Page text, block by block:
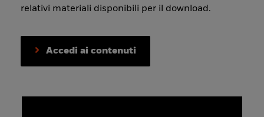
relativi materiali disponibili per il download.
Accedi ai contenuti